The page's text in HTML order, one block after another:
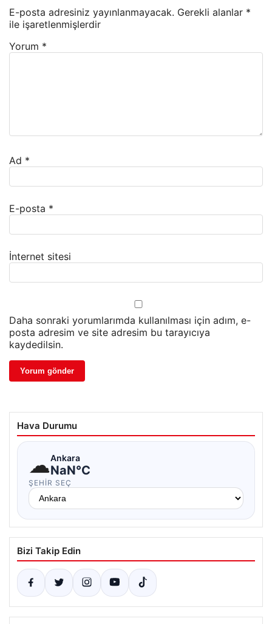
E-posta adresiniz yayınlanmayacak. Gerekli alanlar *
ile işaretlenmişlerdir
Yorum *
Ad *
E-posta *
İnternet sitesi
Daha sonraki yorumlarımda kullanılması için adım, e-
posta adresim ve site adresim bu tarayıcıya
kaydedilsin.
Hava Durumu
☁Ankara
NaN°C
ŞEHIR SEÇ
Bizi Takip Edin